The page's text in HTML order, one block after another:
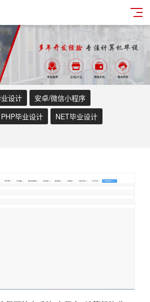
设计
安卓/微信小程序
PHP毕业设计
NET毕业设计